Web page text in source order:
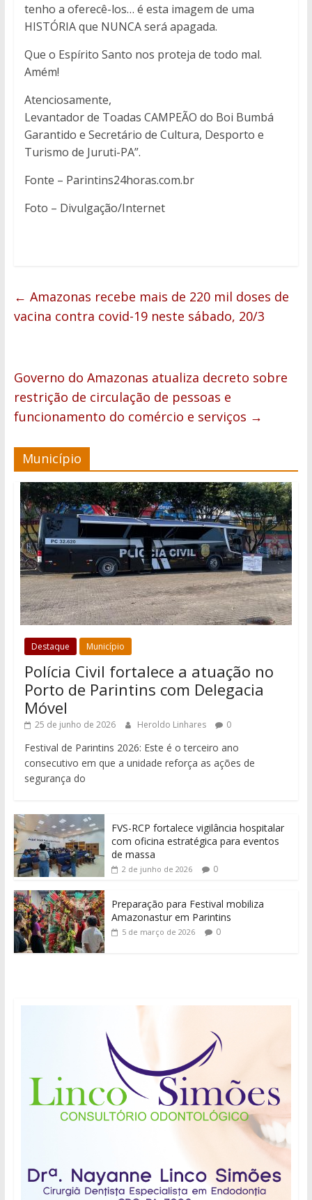
tenho a oferecê-los… é esta imagem de uma
HISTÓRIA que NUNCA será apagada.
Que o Espírito Santo nos proteja de todo mal.
Amém!
Atenciosamente,
Levantador de Toadas CAMPEÃO do Boi Bumbá
Garantido e Secretário de Cultura, Desporto e
Turismo de Juruti-PA”.
Fonte – Parintins24horas.com.br
Foto – Divulgação/Internet
← Amazonas recebe mais de 220 mil doses de
vacina contra covid-19 neste sábado, 20/3
Governo do Amazonas atualiza decreto sobre
restrição de circulação de pessoas e
funcionamento do comércio e serviços →
Município
Destaque Município
Polícia Civil fortalece a atuação no
Porto de Parintins com Delegacia
Móvel
25 de junho de 2026 Heroldo Linhares 0
Festival de Parintins 2026: Este é o terceiro ano
consecutivo em que a unidade reforça as ações de
segurança do
FVS-RCP fortalece vigilância hospitalar
com oficina estratégica para eventos
de massa
2 de junho de 2026 0
Preparação para Festival mobiliza
Amazonastur em Parintins
5 de março de 2026 0